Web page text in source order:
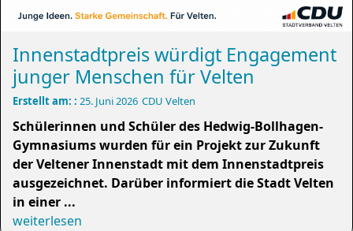
Innenstadtpreis würdigt Engagement
junger Menschen für Velten
Erstellt am: : 25. Juni 2026 CDU Velten
Schülerinnen und Schüler des Hedwig-Bollhagen-
Gymnasiums wurden für ein Projekt zur Zukunft
der Veltener Innenstadt mit dem Innenstadtpreis
ausgezeichnet. Darüber informiert die Stadt Velten
in einer ...
weiterlesen